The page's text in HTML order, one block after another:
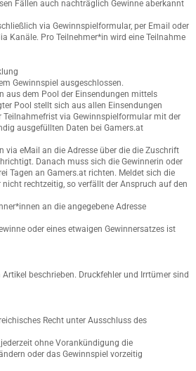
Fällen auch nachträglich Gewinne aberkannt
via Gewinnspielformular, per Email oder
Kanäle. Pro Teilnehmer*in wird eine Teilnahme
Gewinnspiel ausgeschlossen.
aus dem Pool der Einsendungen mittels
Pool stellt sich aus allen Einsendungen
Teilnahmefrist via Gewinnspielformular mit der
ausgefüllten Daten bei Gamers.at
via eMail an die Adresse über die die Zuschrift
Danach muss sich die Gewinnerin oder
Tagen an Gamers.at richten. Meldet sich die
nicht rechtzeitig, so verfällt der Anspruch auf den
an die angegebene Adresse
oder eines etwaigen Gewinnersatzes ist
beschrieben. Druckfehler und Irrtümer sind
Recht unter Ausschluss des
ohne Vorankündigung die
oder das Gewinnspiel vorzeitig